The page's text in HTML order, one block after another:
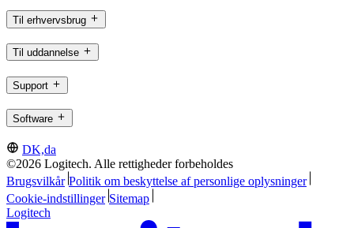
Til erhvervsbrug
Til uddannelse
Support
Software
DK,da
©2026 Logitech. Alle rettigheder forbeholdes
Brugsvilkår Politik om beskyttelse af personlige oplysninger
Cookie-indstillinger Sitemap
Logitech